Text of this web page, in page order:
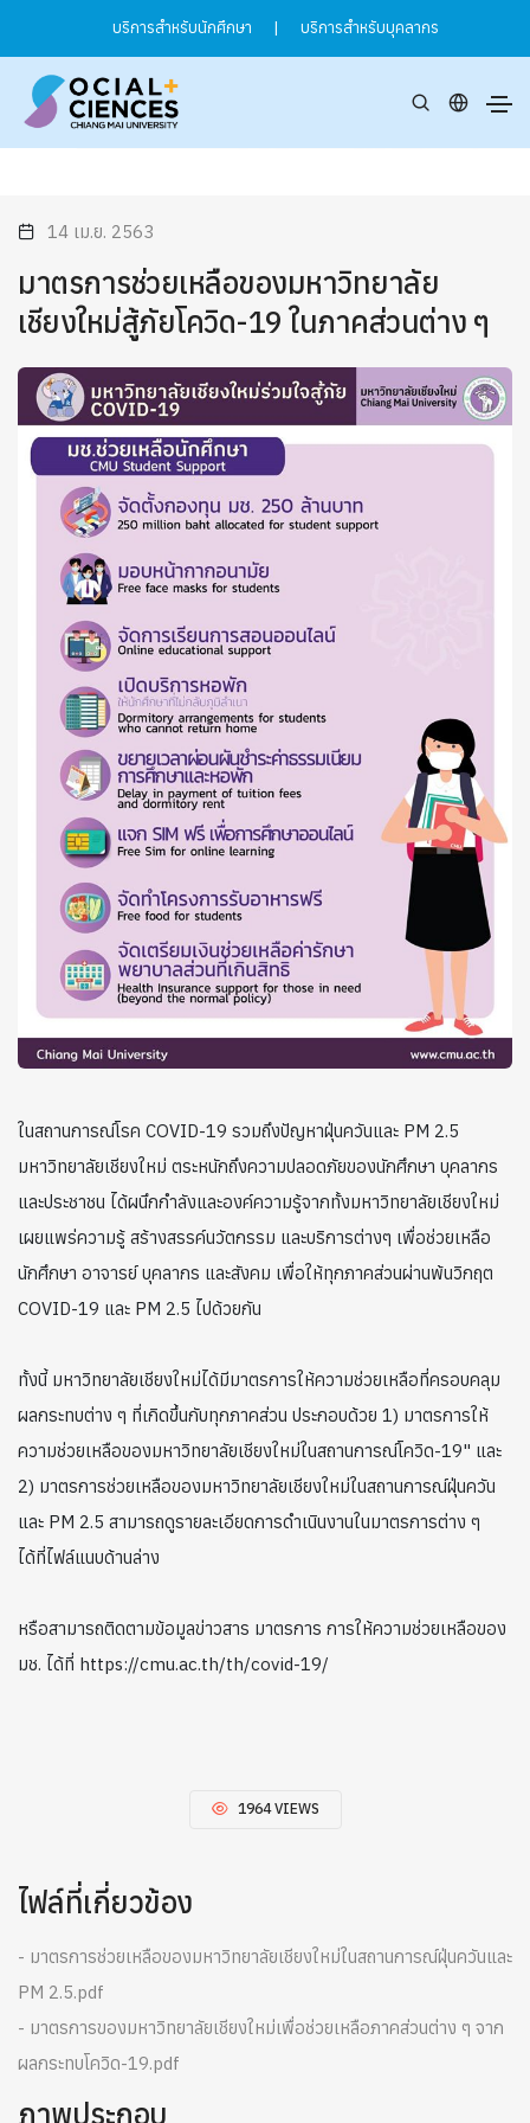
บริการสำหรับนักศึกษา | บริการสำหรับบุคลากร
14 เม.ย. 2563
มาตรการช่วยเหลือของมหาวิทยาลัย
เชียงใหม่สู้ภัยโควิด-19 ในภาคส่วนต่าง ๆ
ในสถานการณ์โรค COVID-19 รวมถึงปัญหาฝุ่นควันและ PM 2.5
มหาวิทยาลัยเชียงใหม่ ตระหนักถึงความปลอดภัยของนักศึกษา บุคลากร
และประชาชน ได้ผนึกกำลังและองค์ความรู้จากทั้งมหาวิทยาลัยเชียงใหม่
เผยแพร่ความรู้ สร้างสรรค์นวัตกรรม และบริการต่างๆ เพื่อช่วยเหลือ
นักศึกษา อาจารย์ บุคลากร และสังคม เพื่อให้ทุกภาคส่วนผ่านพ้นวิกฤต
COVID-19 และ PM 2.5 ไปด้วยกัน
ทั้งนี้ มหาวิทยาลัยเชียงใหม่ได้มีมาตรการให้ความช่วยเหลือที่ครอบคลุม
ผลกระทบต่าง ๆ ที่เกิดขึ้นกับทุกภาคส่วน ประกอบด้วย 1) มาตรการให้
ความช่วยเหลือของมหาวิทยาลัยเชียงใหม่ในสถานการณ์โควิด-19" และ
2) มาตรการช่วยเหลือของมหาวิทยาลัยเชียงใหม่ในสถานการณ์ฝุ่นควัน
และ PM 2.5 สามารถดูรายละเอียดการดำเนินงานในมาตรการต่าง ๆ
ได้ที่ไฟล์แนบด้านล่าง
หรือสามารถติดตามข้อมูลข่าวสาร มาตรการ การให้ความช่วยเหลือของ
มช. ได้ที่ https://cmu.ac.th/th/covid-19/
1964 VIEWS
ไฟล์ที่เกี่ยวข้อง
- มาตรการช่วยเหลือของมหาวิทยาลัยเชียงใหม่ในสถานการณ์ฝุ่นควันและ
PM 2.5.pdf
- มาตรการของมหาวิทยาลัยเชียงใหม่เพื่อช่วยเหลือภาคส่วนต่าง ๆ จาก
ผลกระทบโควิด-19.pdf
ภาพประกอบ